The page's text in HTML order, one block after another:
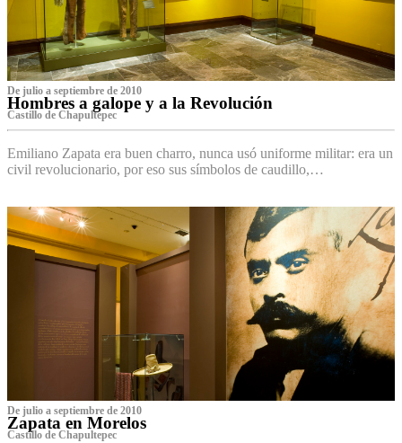
De julio a septiembre de 2010
Hombres a galope y a la Revolución
Castillo de Chapultepec
Emiliano Zapata era buen charro, nunca usó uniforme militar: era un
civil revolucionario, por eso sus símbolos de caudillo,…
De julio a septiembre de 2010
Zapata en Morelos
Castillo de Chapultepec